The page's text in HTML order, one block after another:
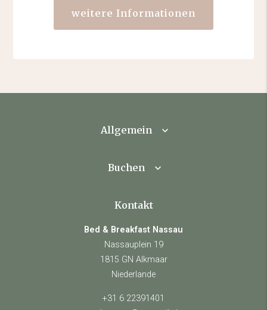
weitere Informationen
Allgemein
Buchen
Kontakt
Bed & Breakfast Nassau
Nassauplein 19
1815 GN Alkmaar
Niederlande
+31 6 22391401